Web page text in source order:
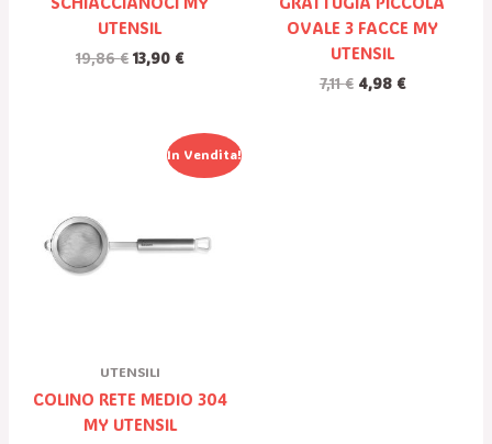
UTENSIL
19,86€ 13,90 €
OVALE 3 FACCE MY
UTENSIL
7,11€ 4,98 €
In Vendita!
UTENSILI
COLINO RETE MEDIO 304
MY UTENSIL
Prezzo
Il
Prezzo